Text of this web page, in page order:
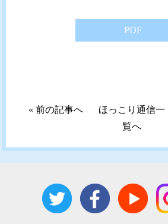
PDF
«前の記事へ
ほっこり通信一
覧へ